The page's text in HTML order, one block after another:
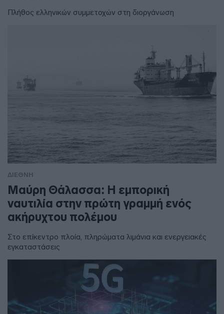
Πλήθος ελληνικών συμμετοχών στη διοργάνωση
ΔΙΕΘΝΗ
Μαύρη Θάλασσα: Η εμπορική
ναυτιλία στην πρώτη γραμμή ενός
ακήρυχτου πολέμου
Στο επίκεντρο πλοία, πληρώματα λιμάνια και ενεργειακές
εγκαταστάσεις